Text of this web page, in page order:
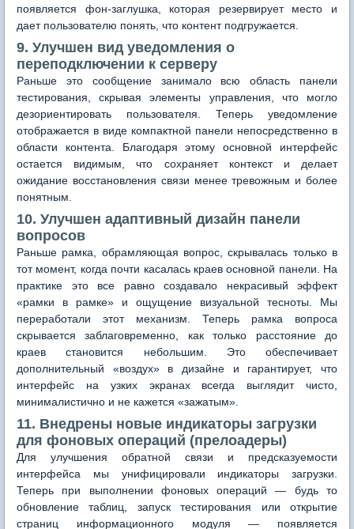
появляется фон-заглушка, которая резервирует место и
дает пользователю понять, что контент подгружается.
9. Улучшен вид уведомления о
переподключении к серверу
Раньше это сообщение занимало всю область панели
тестирования, скрывая элементы управления, что могло
дезориентировать пользователя. Теперь уведомление
отображается в виде компактной панели непосредственно в
области контента. Благодаря этому основной интерфейс
остается видимым, что сохраняет контекст и делает
ожидание восстановления связи менее тревожным и более
понятным.
10. Улучшен адаптивный дизайн панели
вопросов
Раньше рамка, обрамляющая вопрос, скрывалась только в
тот момент, когда почти касалась краев основной панели. На
практике это все равно создавало некрасивый эффект
«рамки в рамке» и ощущение визуальной тесноты. Мы
переработали этот механизм. Теперь рамка вопроса
скрывается заблаговременно, как только расстояние до
краев становится небольшим. Это обеспечивает
дополнительный «воздух» в дизайне и гарантирует, что
интерфейс на узких экранах всегда выглядит чисто,
минималистично и не кажется «зажатым».
11. Внедрены новые индикаторы загрузки
для фоновых операций (прелоадеры)
Для улучшения обратной связи и предсказуемости
интерфейса мы унифицировали индикаторы загрузки.
Теперь при выполнении фоновых операций — будь то
обновление таблиц, запуск тестирования или открытие
страниц информационного модуля — появляется